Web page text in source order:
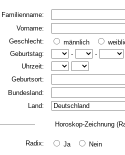
Familienname:
Vorname:
Geschlecht:
männlich
Geburtstag:
-
-
Uhrzeit:
Geburtsort:
Bundesland:
Land:
Horoskop-Zeichnung
Radix: Ja Nein